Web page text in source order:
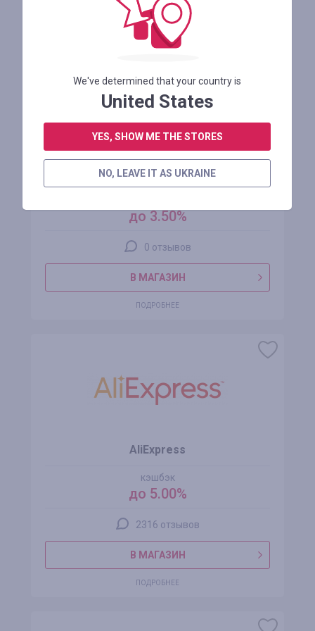
MA UA
до 3.50%
0 отзывов
В МАГАЗИН
ПОДРОБНЕЕ
AliExpress
кэшбэк
до 5.00%
2316 отзывов
В МАГАЗИН
ПОДРОБНЕЕ
We've determined that your country is
United States
YES, SHOW ME THE STORES
NO, LEAVE IT AS UKRAINE